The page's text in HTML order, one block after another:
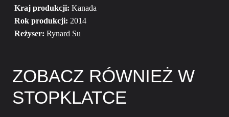
Kraj produkcji: Kanada
Rok produkcji: 2014
Reżyser: Rynard Su
ZOBACZ RÓWNIEŻ W
STOPKLATCE